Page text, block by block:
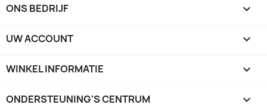
ONS BEDRIJF 
UW ACCOUNT 
WINKEL INFORMATIE keyboard_arrow_down
ONDERSTEUNING'S CENTRUM 